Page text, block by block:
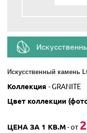
Искусственный камень
Коллекция -GRANITE
Цвет коллекции
ЦЕНА ЗА 1 КВ.М- от